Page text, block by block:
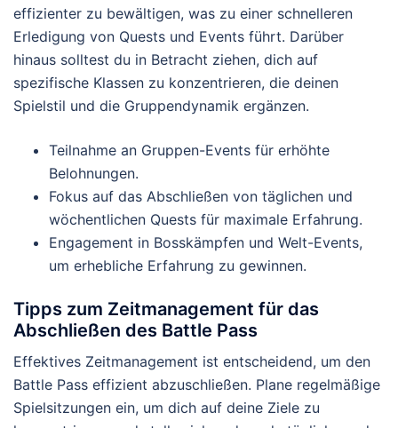
effizienter zu bewältigen, was zu einer schnelleren
Erledigung von Quests und Events führt. Darüber
hinaus solltest du in Betracht ziehen, dich auf
spezifische Klassen zu konzentrieren, die deinen
Spielstil und die Gruppendynamik ergänzen.
Teilnahme an Gruppen-Events für erhöhte
Belohnungen.
Fokus auf das Abschließen von täglichen und
wöchentlichen Quests für maximale Erfahrung.
Engagement in Bosskämpfen und Welt-Events,
um erhebliche Erfahrung zu gewinnen.
Tipps zum Zeitmanagement für das
Abschließen des Battle Pass
Effektives Zeitmanagement ist entscheidend, um den
Battle Pass effizient abzuschließen. Plane regelmäßige
Spielsitzungen ein, um dich auf deine Ziele zu